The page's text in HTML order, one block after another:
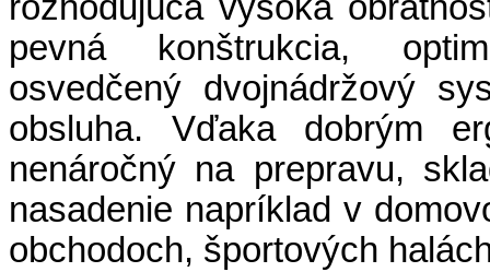
rozhodujúca vysoká
pevná konštrukcia,
osvedčený dvojnádržový
obsluha. Vďaka dobrým
nenáročný na prepravu,
nasadenie napríklad v
obchodoch, športových